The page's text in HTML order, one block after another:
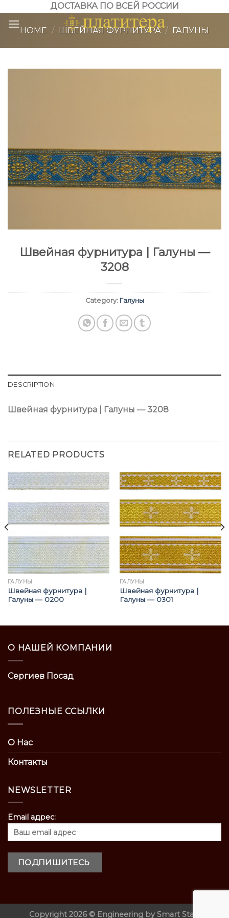
content
ДОСТАВКА ПО ВСЕЙ РОССИИ
HOME / ШВЕЙНАЯ ФУРНИТУРА / ГАЛУНЫ
Швейная фурнитура | Галуны —
3208
Category: Галуны
DESCRIPTION
Швейная фурнитура | Галуны — 3208
RELATED PRODUCTS
ГАЛУНЫ
Швейная фурнитура |
Галуны — 0200
ГАЛУНЫ
Швейная фурнитура |
Галуны — 0301
О НАШЕЙ КОМПАНИИ
Сергиев Посад
ПОЛЕЗНЫЕ ССЫЛКИ
О Нас
Контакты
NEWSLETTER
Email адрес:
Copyright 2026 © Engineering by Smart Start